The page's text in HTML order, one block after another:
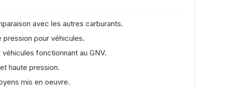
avec les autres carburants.
pression pour véhicules.
fonctionnant au GNV.
haute pression.
mis en oeuvre.